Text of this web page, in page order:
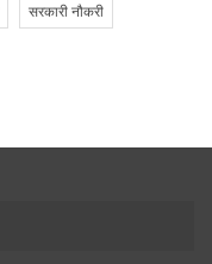
सरकारी नौकरी